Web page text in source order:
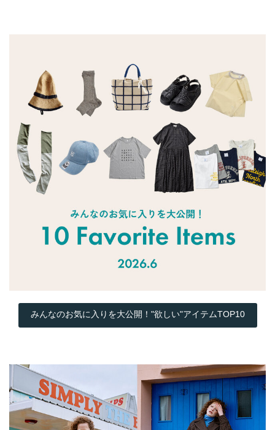
みんなのお気に入りを大公開！"欲しい"アイテムTOP10